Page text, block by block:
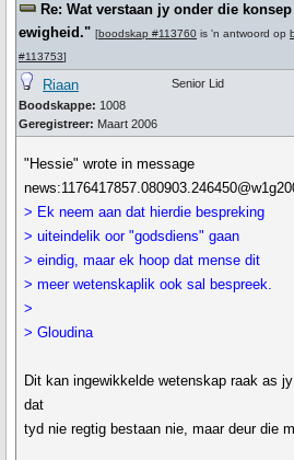
Re: Wat verstaan jy onder die
ewigheid." [boodskap #113760 is 'n antwoord op
#113753]
Riaan
Boodskappe: 1008
Geregistreer: Maart 2006
Senior Lid
"Hessie" wrote in message
> Ek neem aan dat hierdie bespreking
> uiteindelik oor "godsdiens" gaan
> eindig, maar ek hoop dat mense dit
> meer wetenskaplik ook sal bespreek.
>
> Gloudina
Dit kan ingewikkelde wetenskap raak as
dat
tyd nie regtig bestaan nie, maar deur die